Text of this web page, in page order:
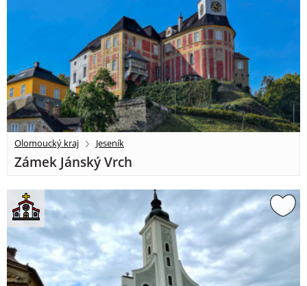
Olomoucký kraj Jeseník
Zámek Jánský Vrch